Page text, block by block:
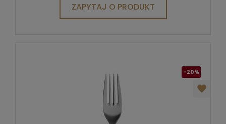
ZAPYTAJ O PRODUKT
-20%